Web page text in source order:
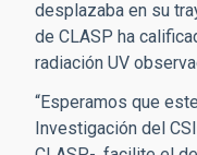
desplazaba en su
de CLASP ha
radiación UV
“Esperamos que
Investigación del